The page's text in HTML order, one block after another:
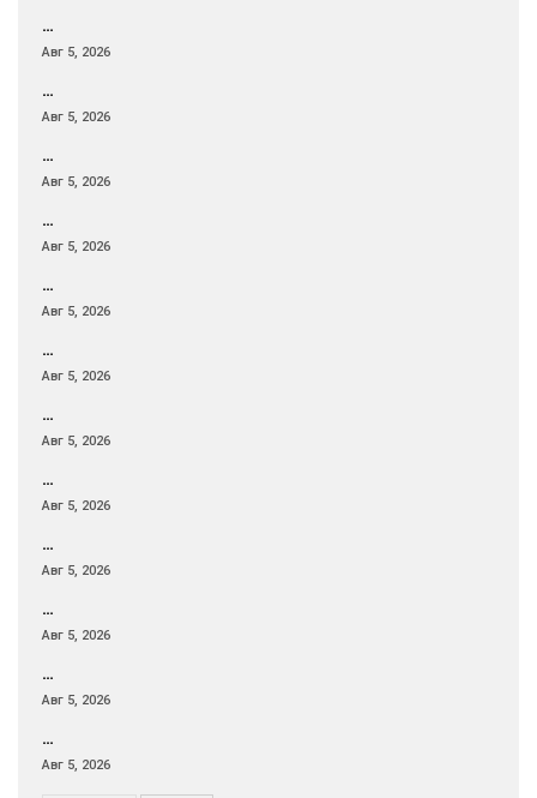
…
Авг 5, 2026
…
Авг 5, 2026
…
Авг 5, 2026
…
Авг 5, 2026
…
Авг 5, 2026
…
Авг 5, 2026
…
Авг 5, 2026
…
Авг 5, 2026
…
Авг 5, 2026
…
Авг 5, 2026
…
Авг 5, 2026
…
Авг 5, 2026